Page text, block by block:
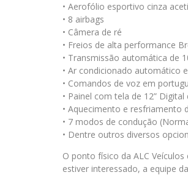
• Aerofólio esportivo cinza
• 8 airbags
• Câmera de ré
• Freios de alta performance
• Transmissão automática de
• Ar condicionado automático
• Comandos de voz em
• Painel com tela de 12”
• Aquecimento e resfriamento
• 7 modos de condução
• Dentre outros diversos
O ponto físico da ALC
estiver interessado, a equipe